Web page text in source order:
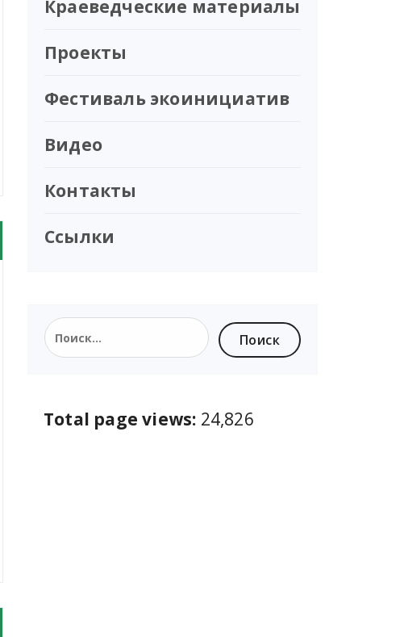
Краеведческие материалы
Проекты
Фестиваль экоинициатив
Видео
Контакты
Ссылки
Total page views: 24,826